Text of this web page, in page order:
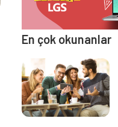
En çok okunanlar